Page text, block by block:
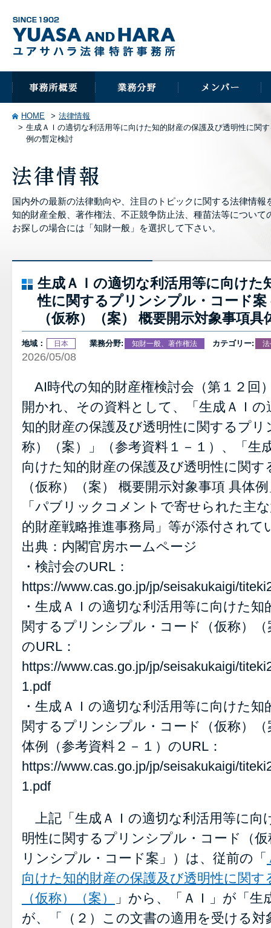
HOME
法律情報
生成ＡＩの適切な利活用等に向けた知的財産の保護及び透明性に関
例の暫定検討
国内外の最新の法律動向や、注目のトピックに関する法律情報
知的財産全般、著作権法、不正競争防止法、種苗法等について
お探しの場合には「知財一般」を選択して下さい。
生成ＡＩの適切な利活用等に向けた
性に関するプリンシプル・コード
（仮称）（案） 概要開示対象事項
地域： 日本 業務分野: 知財一般、著作権法 カテゴリー:
2026/05/08
AI時代の知的財産権検討会（第１２回
開かれ、その資料として、「生成ＡＩ
知的財産の保護及び透明性に関するプ
称）（案）」（参考資料１－１）、「生
向けた知的財産の保護及び透明性に関
（仮称）（案） 概要開示対象事項 具体
「パブリックコメントで寄せられた主
的財産戦略推進事務局」等が添付されて
出典：内閣官房ホームページ
・検討会のURL：
https://www.cas.go.jp/jp/seisakukaigi/
・生成ＡＩの適切な利活用等に向けた
関するプリンシプル・コード（仮称）
のURL：
https://www.cas.go.jp/jp/seisakukaigi/
1.pdf
・生成ＡＩの適切な利活用等に向けた
関するプリンシプル・コード（仮称）
体例（参考資料２－１）のURL：
https://www.cas.go.jp/jp/seisakukaigi/
1.pdf
上記「生成ＡＩの適切な利活用等に向
明性に関するプリンシプル・コード（
リンシプル・コード案」）は、従前の「
向けた知的財産の保護及び透明性に関
（仮称）（案）
」から、「ＡＩ」が「
が、「（２）この文書の適用を受ける